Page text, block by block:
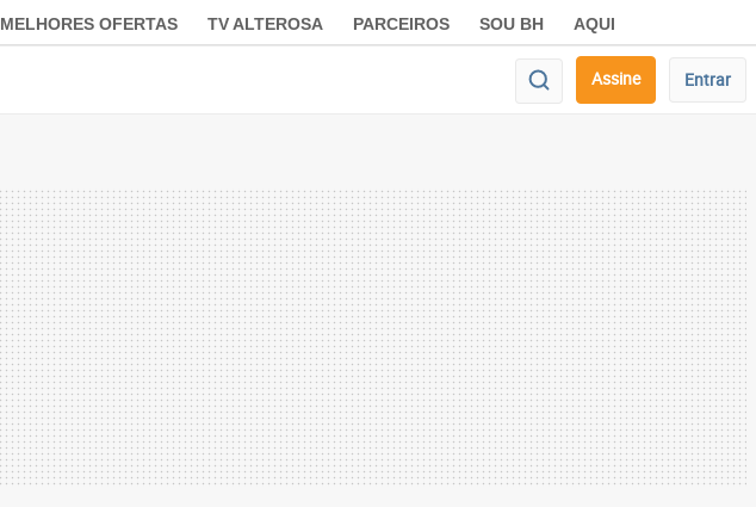
MELHORES OFERTAS TV ALTEROSA PARCEIROS SOU BH AQUI
Assine Entrar